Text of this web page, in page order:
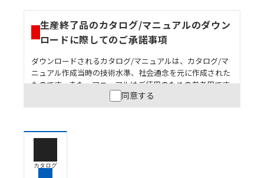
生産終了品のカタログ/マニュアルのダウン
ロードに際してのご承諾事項
ダウンロードされるカタログ/マニュアルは、カタログ/マ
ニュアル作成当時の技術水準、社会通念を元に作成された
ものです。また、マニュアルはご使用のための参考用です
ので、ご使用にあたっての安全性については十分にご配慮
ください。以下の内容をご承諾の上、ご利用ください。
うな用途に使用される場合には、システム全体として
保できるよう設計されていること、および本製品が全
同意する
カタログ